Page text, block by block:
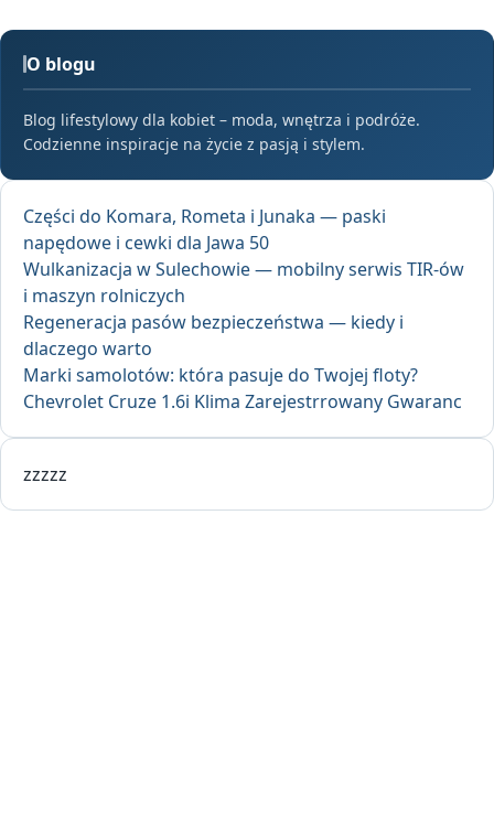
O blogu
Blog lifestylowy dla kobiet – moda, wnętrza i podróże.
Codzienne inspiracje na życie z pasją i stylem.
Części do Komara, Rometa i Junaka — paski
napędowe i cewki dla Jawa 50
Wulkanizacja w Sulechowie — mobilny serwis TIR-ów
i maszyn rolniczych
Regeneracja pasów bezpieczeństwa — kiedy i
dlaczego warto
Marki samolotów: która pasuje do Twojej floty?
Chevrolet Cruze 1.6i Klima Zarejestrrowany Gwaranc
zzzzz